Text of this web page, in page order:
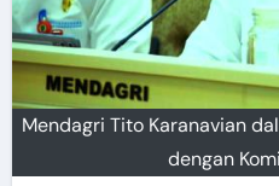
Mendagri Tito Karanavian
dengan